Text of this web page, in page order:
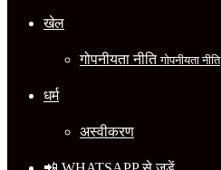
खेल
गोपनीयता नीतिगोपनीयता नीति
धर्म
अस्वीकरण